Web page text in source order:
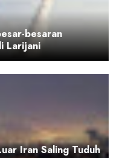
besaran
Larijani
Iran Saling Tuduh